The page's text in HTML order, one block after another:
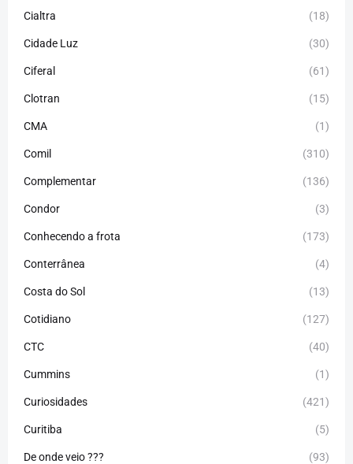
Cialtra (18)
Cidade Luz (30)
Ciferal (61)
Clotran (15)
CMA (1)
Comil (310)
Complementar (136)
Condor (3)
Conhecendo a frota (173)
Conterrânea (4)
Costa do Sol (13)
Cotidiano (127)
CTC (40)
Cummins (1)
Curiosidades (421)
Curitiba (5)
De onde veio ??? (93)